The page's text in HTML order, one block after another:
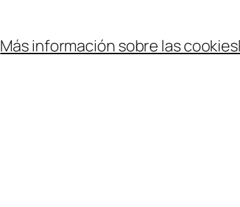
Más información sobre las cookies